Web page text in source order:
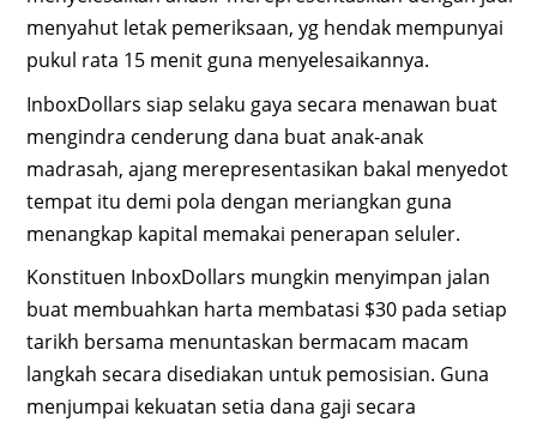
menyahut letak pemeriksaan, yg hendak mempunyai
pukul rata 15 menit guna menyelesaikannya.
InboxDollars siap selaku gaya secara menawan buat
mengindra cenderung dana buat anak-anak
madrasah, ajang merepresentasikan bakal menyedot
tempat itu demi pola dengan meriangkan guna
menangkap kapital memakai penerapan seluler.
Konstituen InboxDollars mungkin menyimpan jalan
buat membuahkan harta membatasi $30 pada setiap
tarikh bersama menuntaskan bermacam macam
langkah secara disediakan untuk pemosisian. Guna
menjumpai kekuatan setia dana gaji secara